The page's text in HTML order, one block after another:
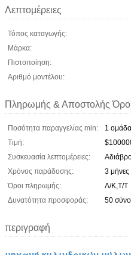
Λεπτομέρειες
Τόπος καταγωγής:
Μάρκα:
Πιστοποίηση:
Αριθμό μοντέλου:
Πληρωμής & Αποστολής
Ποσότητα παραγγελίας min:
1 ομάδα
Τιμή:
Συσκευασία λεπτομέρειες:
Χρόνος παράδοσης:
3 μήνες
Όροι πληρωμής:
Λ/Κ,Τ/Τ
Δυνατότητα προσφοράς:
50
περιγραφή